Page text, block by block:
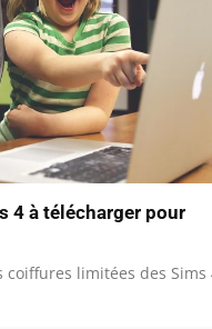
4 à télécharger pour
limitées des Sims